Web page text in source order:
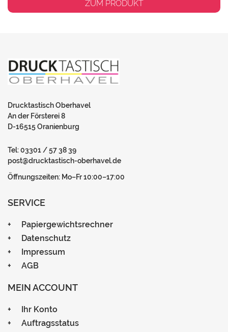
ZUM PRODUKT
Drucktastisch Oberhavel
An der Försterei 8
D-16515 Oranienburg
Tel: 03301 / 57 38 39
post@drucktastisch-oberhavel.de
Öffnungszeiten: Mo–Fr 10:00–17:00
SERVICE
Papiergewichtsrechner
Datenschutz
Impressum
AGB
MEIN ACCOUNT
Ihr Konto
Auftragsstatus